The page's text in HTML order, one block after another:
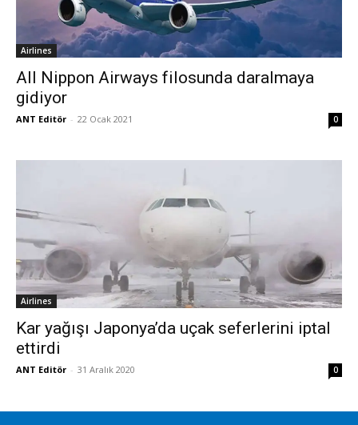
Airlines
All Nippon Airways filosunda daralmaya
gidiyor
ANT Editör - 22 Ocak 2021 0
Airlines
Kar yağışı Japonya’da uçak seferlerini iptal
ettirdi
ANT Editör - 31 Aralık 2020 0